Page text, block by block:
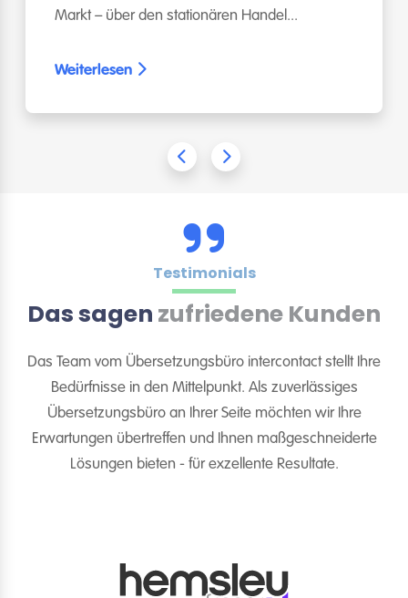
Markt – über den stationären Handel...
Weiterlesen
Testimonials
Das sagen zufriedene Kunden
Das Team vom Übersetzungsbüro intercontact stellt Ihre
Bedürfnisse in den Mittelpunkt. Als zuverlässiges
Übersetzungsbüro an Ihrer Seite möchten wir Ihre
Erwartungen übertreffen und Ihnen maßgeschneiderte
Lösungen bieten - für exzellente Resultate.